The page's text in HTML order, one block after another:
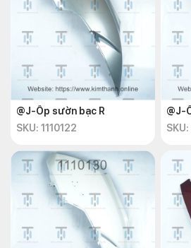
@J-Ốp sườn bạc R
SKU: 1110122
@J-